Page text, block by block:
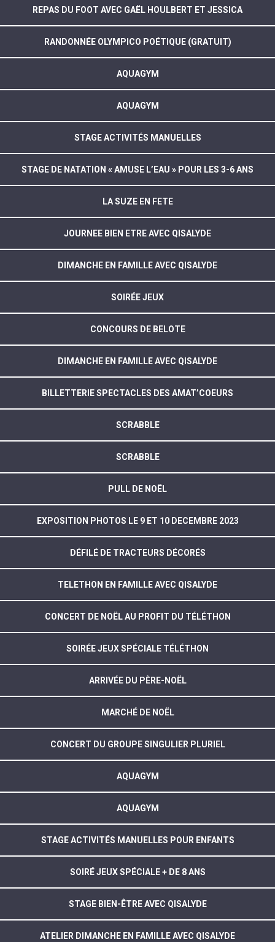
REPAS DU FOOT AVEC GAËL HOULBERT ET JESSICA
RANDONNÉE OLYMPICO POÉTIQUE (GRATUIT)
AQUAGYM
AQUAGYM
STAGE ACTIVITÉS MANUELLES
STAGE DE NATATION « AMUSE L’EAU » POUR LES 3-6 ANS
LA SUZE EN FETE
JOURNEE BIEN ETRE AVEC QISALYDE
DIMANCHE EN FAMILLE AVEC QISALYDE
SOIRÉE JEUX
CONCOURS DE BELOTE
DIMANCHE EN FAMILLE AVEC QISALYDE
BILLETTERIE SPECTACLES DES AMAT’COEURS
SCRABBLE
SCRABBLE
PULL DE NOËL
EXPOSITION PHOTOS LE 9 ET 10 DECEMBRE 2023
DÉFILÉ DE TRACTEURS DÉCORÉS
TELETHON EN FAMILLE AVEC QISALYDE
CONCERT DE NOËL AU PROFIT DU TÉLÉTHON
SOIRÉE JEUX SPÉCIALE TÉLÉTHON
ARRIVÉE DU PÈRE-NOËL
MARCHÉ DE NOËL
CONCERT DU GROUPE SINGULIER PLURIEL
AQUAGYM
AQUAGYM
STAGE ACTIVITÉS MANUELLES POUR ENFANTS
SOIRÉ JEUX SPÉCIALE + DE 8 ANS
STAGE BIEN-ÊTRE AVEC QISALYDE
ATELIER DIMANCHE EN FAMILLE AVEC QISALYDE